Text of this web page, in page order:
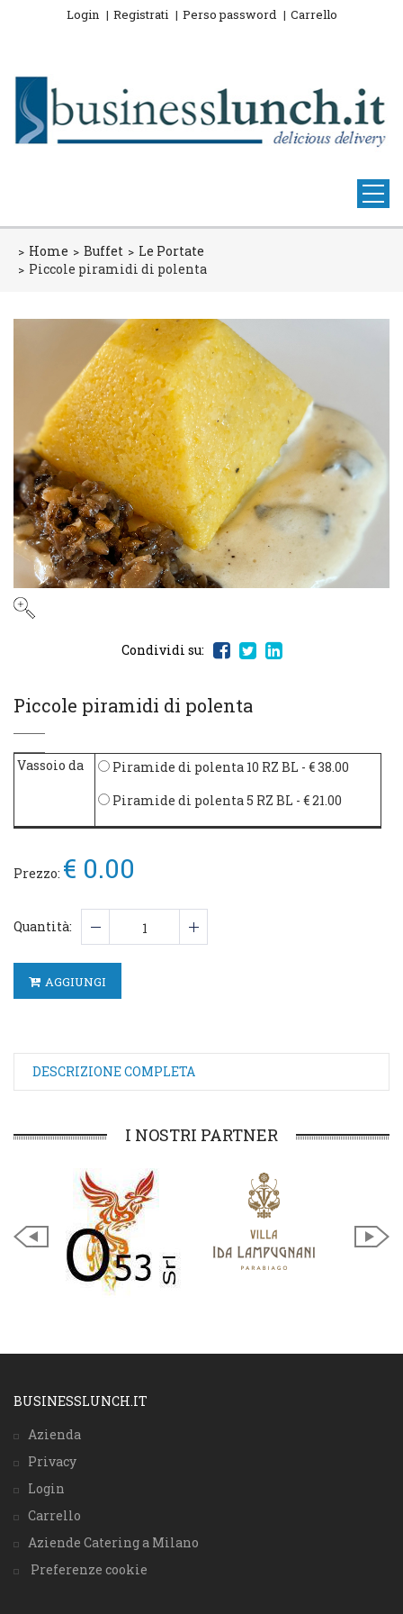
Login Registrati Perso password Carrello
Home Buffet
Le Portate
Piccole piramidi di polenta
Condividi su:
Piccole piramidi di polenta
Vassoio da Piramide di polenta 10 RZ BL - € 38.00
Piramide di polenta 5 RZ BL - € 21.00
Prezzo: € 0.00
Quantità:
AGGIUNGI
DESCRIZIONE COMPLETA
I NOSTRI PARTNER
BUSINESSLUNCH.IT
Azienda
Privacy
Login
Carrello
Aziende Catering a Milano
Preferenze cookie